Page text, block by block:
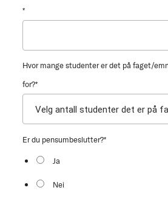
*
Hvor mange studenter er det på faget/
for?*
Er du pensumbeslutter?*
Ja
Nei